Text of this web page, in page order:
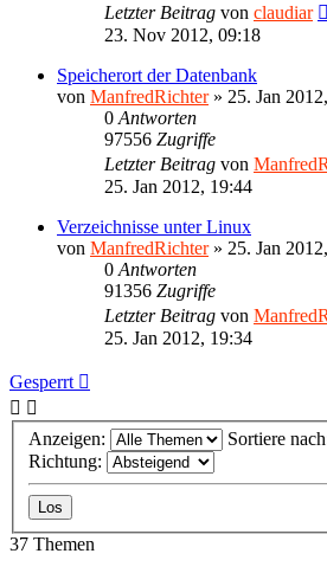
Letzter Beitrag von claudiar
23. Nov 2012, 09:18
Speicherort der Datenbank
von ManfredRichter» 25. Jan
0 Antworten
97556 Zugriffe
Letzter Beitrag von
25. Jan 2012, 19:44
Verzeichnisse unter Linux
von ManfredRichter» 25. Jan
0 Antworten
91356 Zugriffe
Letzter Beitrag von
25. Jan 2012, 19:34
Gesperrt
Anzeigen:
Sortiere
Richtung:
37 Themen